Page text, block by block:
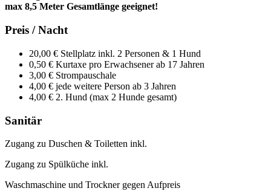
max 8,5 Meter Gesamtlänge geeignet!
Preis / Nacht
20,00 € Stellplatz inkl. 2 Personen & 1 Hund
0,50 € Kurtaxe pro Erwachsener ab 17 Jahren
3,00 € Strompauschale
4,00 € jede weitere Person ab 3 Jahren
4,00 € 2. Hund (max 2 Hunde gesamt)
Sanitär
Zugang zu Duschen & Toiletten inkl.
Zugang zu Spülküche inkl.
Waschmaschine und Trockner gegen Aufpreis